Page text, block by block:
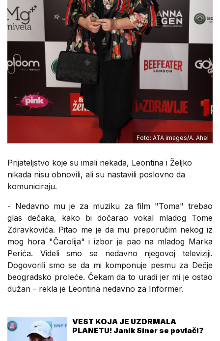
Foto: ATA images/A. Ahel
Prijateljstvo koje su imali nekada, Leontina i Željko
nikada nisu obnovili, ali su nastavili poslovno da
komuniciraju.
- Nedavno mu je za muziku za film "Toma" trebao
glas dečaka, kako bi dočarao vokal mladog Tome
Zdravkovića. Pitao me je da mu preporučim nekog iz
mog hora "Čarolija" i izbor je pao na mladog Marka
Perića. Videli smo se nedavno njegovoj televiziji.
Dogovorili smo se da mi komponuje pesmu za Dečje
beogradsko proleće. Čekam da to uradi jer mi je ostao
dužan - rekla je Leontina nedavno za Informer.
VEST KOJA JE UZDRMALA
PLANETU! Janik Siner se povlači?